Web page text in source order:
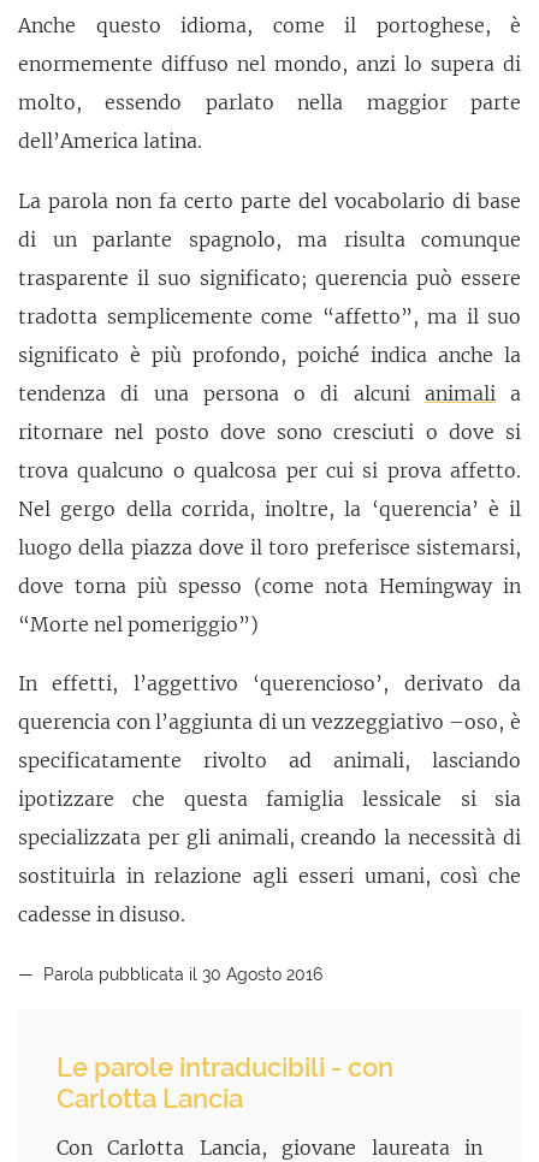
Anche questo idioma, come il portoghese, è
enormemente diffuso nel mondo, anzi lo supera di
molto, essendo parlato nella maggior parte
dell’America latina.
La parola non fa certo parte del vocabolario di base
di un parlante spagnolo, ma risulta comunque
trasparente il suo significato; querencia può essere
tradotta semplicemente come “affetto”, ma il suo
significato è più profondo, poiché indica anche la
tendenza di una persona o di alcuni animali a
ritornare nel posto dove sono cresciuti o dove si
trova qualcuno o qualcosa per cui si prova affetto.
Nel gergo della corrida, inoltre, la ‘querencia’ è il
luogo della piazza dove il toro preferisce sistemarsi,
dove torna più spesso (come nota Hemingway in
“Morte nel pomeriggio”)
In effetti, l’aggettivo ‘querencioso’, derivato da
querencia con l’aggiunta di un vezzeggiativo –oso, è
specificatamente rivolto ad animali, lasciando
ipotizzare che questa famiglia lessicale si sia
specializzata per gli animali, creando la necessità di
sostituirla in relazione agli esseri umani, così che
cadesse in disuso.
Parola pubblicata il 30 Agosto 2016
Le parole intraducibili - con
Carlotta Lancia
Con Carlotta Lancia, giovane laureata in